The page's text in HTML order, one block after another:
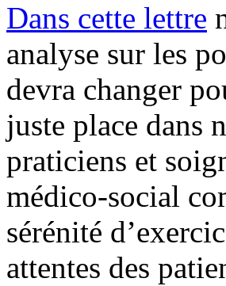
Dans cette lettre
analyse sur les
devra changer
juste place dans
praticiens et
médico-social
sérénité
attentes des